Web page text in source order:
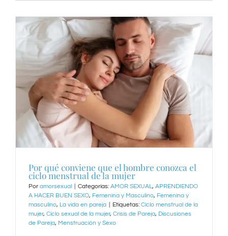
Por qué conviene que el hombre conozca el
ciclo menstrual de la mujer
Por amorsexual Categorías: AMOR SEXUAL, APRENDIENDO
A HACER BUEN SEXO, Femenina y Masculino, Femenina y
masculino, La vida en pareja Etiquetas: Ciclo menstrual de la
mujer, Ciclo sexual de la mujer, Crisis de Pareja, Discusiones
de Pareja, Menstruación y Sexo